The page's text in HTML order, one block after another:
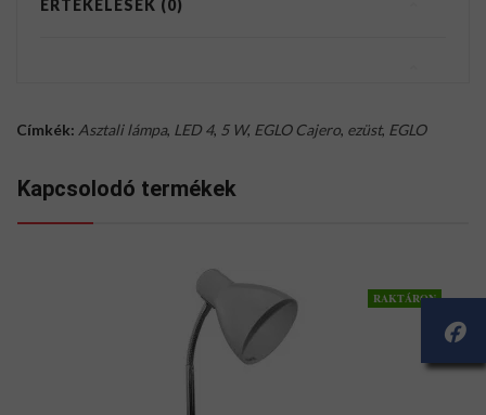
ÉRTÉKELÉSEK (0)
Címkék: Asztali lámpa, LED 4, 5 W, EGLO Cajero, ezüst, EGLO
Kapcsolodó termékek
RAKTÁRON